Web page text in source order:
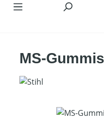
MS-
Bildergalerie überspringen